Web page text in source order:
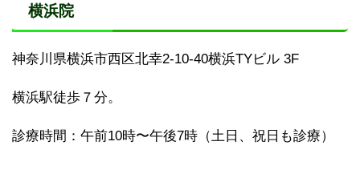
横浜院
神奈川県横浜市西区北幸2-10-40横浜TYビル 3F
横浜駅徒歩７分。
診療時間：午前10時〜午後7時（土日、祝日も診療）